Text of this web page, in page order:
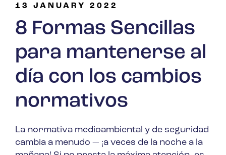
13 JANUARY 2022
8 Formas Sencillas
para mantenerse al
día con los cambios
normativos
La normativa medioambiental y de seguridad
cambia a menudo — ¡a veces de la noche a la